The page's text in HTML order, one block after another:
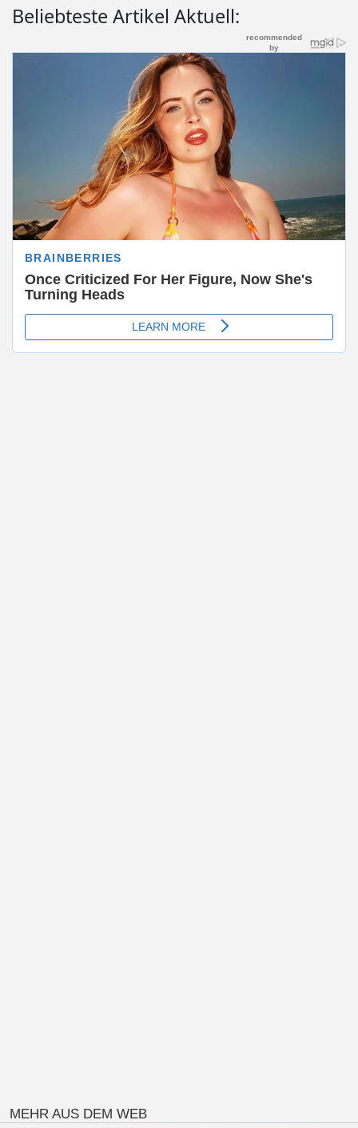
Beliebteste Artikel Aktuell:
MEHR AUS DEM WEB